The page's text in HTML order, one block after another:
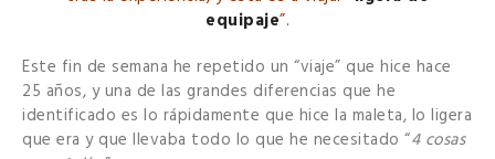
equipaje”.
Este fin de semana he repetido un “viaje” que hice hace
25 años, y una de las grandes diferencias que he
identificado es lo rápidamente que hice la maleta, lo ligera
que era y que llevaba todo lo que he necesitado “4 cosas